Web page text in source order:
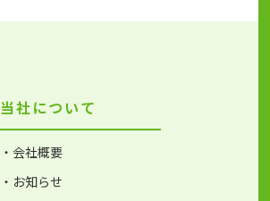
当社について
・会社概要
・お知らせ